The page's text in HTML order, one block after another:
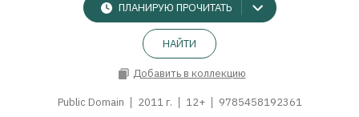
ПЛАНИРУЮ ПРОЧИТАТЬ
НАЙТИ
Добавить в коллекцию
Public Domain 2011 г. 12+ 9785458192361